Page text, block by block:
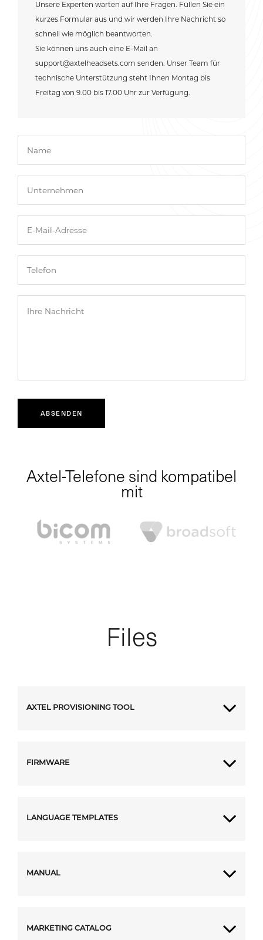
Unsere Experten warten auf Ihre Fragen. Füllen Sie ein
kurzes Formular aus und wir werden Ihre Nachricht so
schnell wie möglich beantworten.
Sie können uns auch eine E-Mail an
support@axtelheadsets.com senden. Unser Team für
technische Unterstützung steht Ihnen Montag bis
Freitag von 9.00 bis 17.00 Uhr zur Verfügung.
Axtel-Telefone sind kompatibel
mit
Files
AXTEL PROVISIONING TOOL
FIRMWARE
LANGUAGE TEMPLATES
MANUAL
MARKETING CATALOG